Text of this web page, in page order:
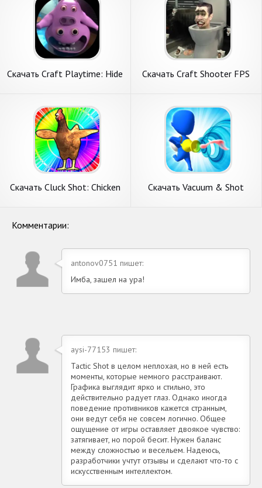
Скачать Craft Playtime: Hide
Скачать Craft Shooter FPS
Скачать Cluck Shot: Chicken
Скачать Vacuum & Shot
Комментарии:
antonov0751 пишет:
Имба, зашел на ура!
aysi-77153 пишет:
Tactic Shot в целом неплохая, но в ней есть
моменты, которые немного расстраивают.
Графика выглядит ярко и стильно, это
действительно радует глаз. Однако иногда
поведение противников кажется странным,
они ведут себя не совсем логично. Общее
ощущение от игры оставляет двоякое чувство:
затягивает, но порой бесит. Нужен баланс
между сложностью и весельем. Надеюсь,
разработчики учтут отзывы и сделают что-то с
искусственным интеллектом.